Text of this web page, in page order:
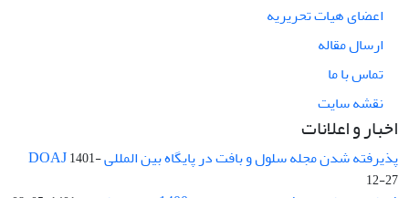
اعضای هیات تحریریه
ارسال مقاله
تماس با ما
نقشه سایت
اخبار و اعلانات
پذیرفته شدن مجله سلول و بافت در پایگاه بین المللی DOAJ1401-
12-27